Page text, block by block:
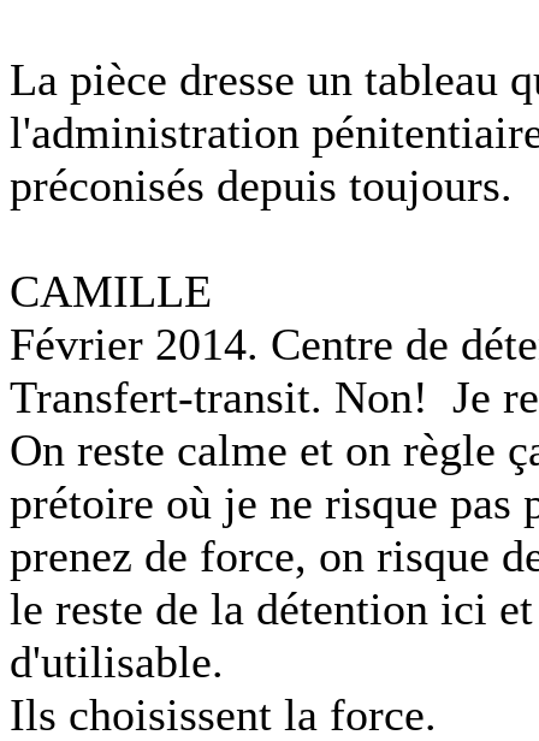
La pièce dresse un tableau
l'administration
préconisés depuis toujours.
CAMILLE
Février 2014. Centre de
Transfert-transit. Non! Je
On reste calme et on règle
prétoire où je ne risque pas
prenez de force, on risque
le reste de la détention ici
d'utilisable.
Ils choisissent la force.